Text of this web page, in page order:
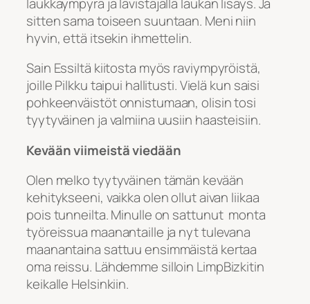
sitten sama toiseen suuntaan. Meni niin
hyvin, että itsekin ihmettelin.
Sain Essiltä kiitosta myös raviympyröistä,
joille Pilkku taipui hallitusti. Vielä kun saisi
pohkeenväistöt onnistumaan, olisin tosi
tyytyväinen ja valmiina uusiin haasteisiin.
Kevään viimeistä viedään
Olen melko tyytyväinen tämän kevään
kehitykseeni, vaikka olen ollut aivan liikaa
pois tunneilta. Minulle on sattunut monta
työreissua maanantaille ja nyt tulevana
maanantaina sattuu ensimmäistä kertaa
oma reissu. Lähdemme silloin LimpBizkitin
keikalle Helsinkiin.